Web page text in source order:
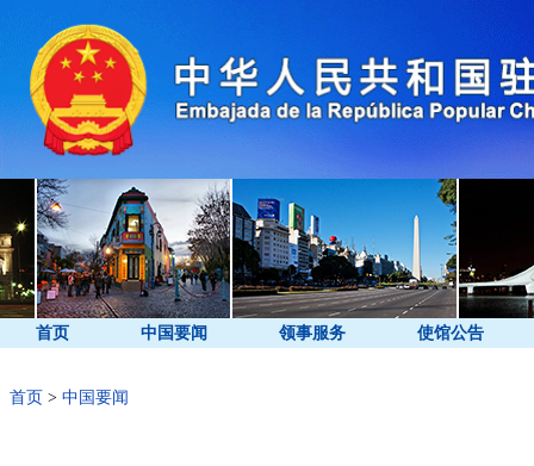
首页 中国要闻 领事服务 使馆公告
首页 > 中国要闻